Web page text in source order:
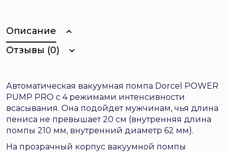
Описание
Отзывы (0)
Автоматическая вакуумная помпа Dorcel POWER
PUMP PRO с 4 режимами интенсивности
всасывания. Она подойдет мужчинам, чья длина
пениса не превышает 20 см (внутренняя длина
помпы 210 мм, внутренний диаметр 62 мм).
На прозрачный корпус вакуумной помпы